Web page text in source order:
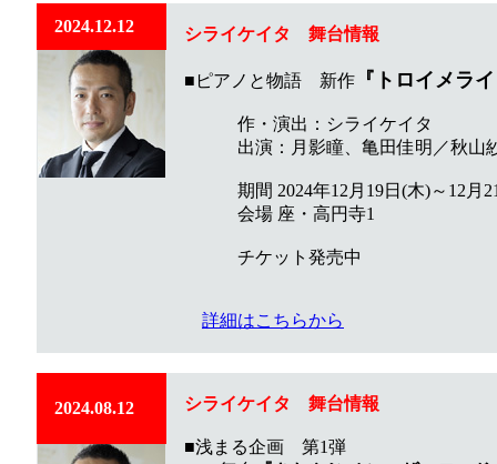
2024.12.12 シライケイタ 舞台情報
■ピアノと物語 新作 『トロイメラ
作・演出：シライケイタ
出演：月影瞳、亀田佳明／秋山紗
期間 2024年12月19日(木)～12月
会場 座・高円寺1
チケット発売中
詳細はこちらから
2024.08.12 シライケイタ 舞台情報
■浅まる企画 第1弾